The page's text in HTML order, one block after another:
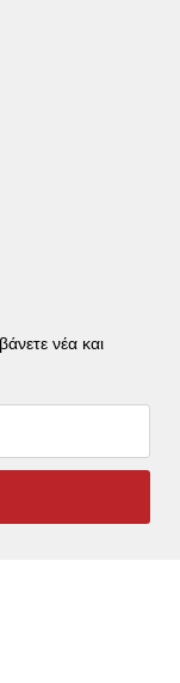
νέα και